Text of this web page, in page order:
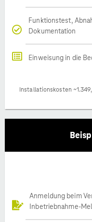
Funktionstest,
Dokumentation
Einweisung in die
Installationskosten
Anmeldung beim
Inbetriebnahme-